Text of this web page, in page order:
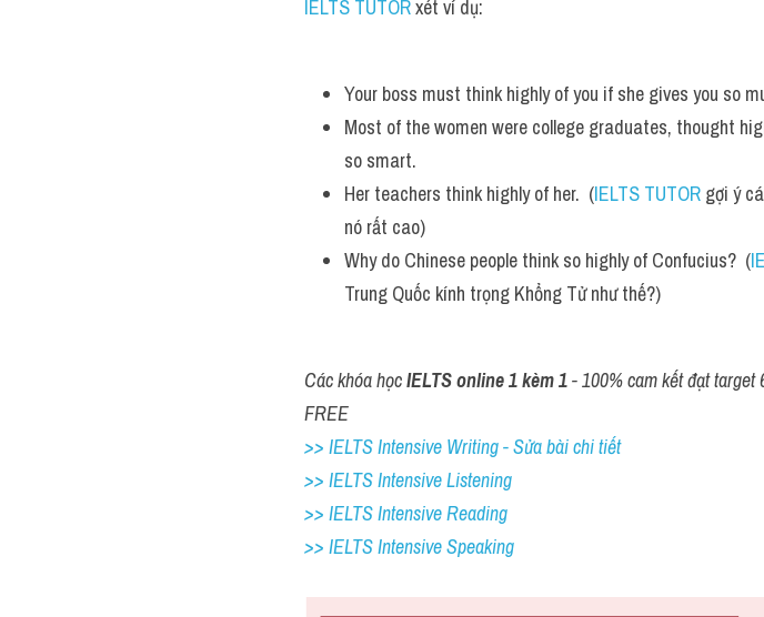
IELTS TUTOR xét ví dụ:
Your boss must think highly of you if she gives you so
Most of the women were college graduates, thought
so smart.
Her teachers think highly of her.  (IELTS TUTOR gợi ý
nó rất cao)
Why do Chinese people think so highly of Confucius?  (
Trung Quốc kính trọng Khổng Tử như thế?)
Các khóa học IELTS online 1 kèm 1 - 100% cam kết đạt
FREE
>> IELTS Intensive Writing - Sửa bài chi tiết
>> IELTS Intensive Listening
>> IELTS Intensive Reading
>> IELTS Intensive Speaking